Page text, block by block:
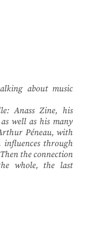
about music
Anass Zine, his
well as his many
Péneau, with
influences through
the connection
whole, the last